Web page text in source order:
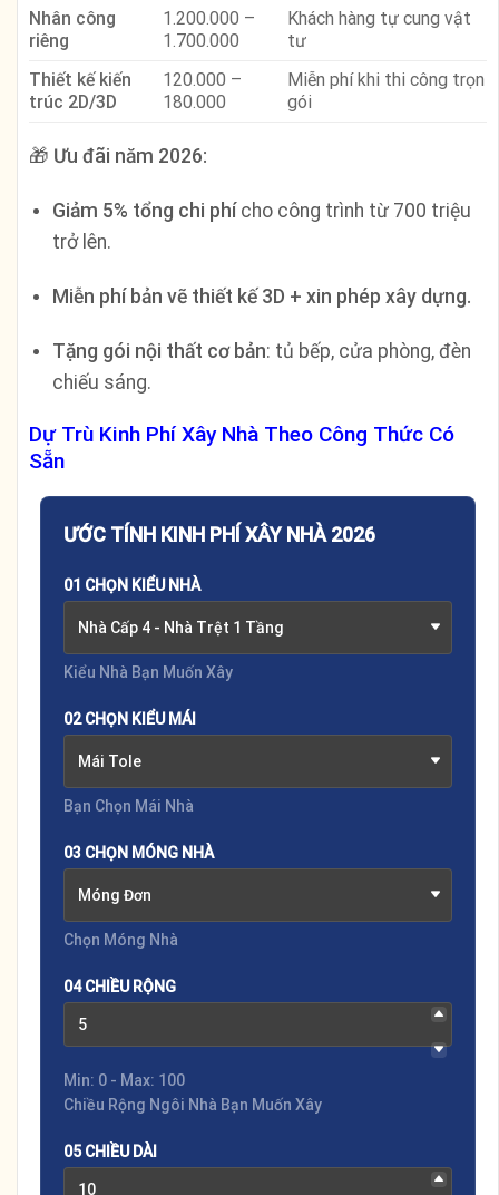
Nhân công
riêng
1.200.000 –
1.700.000
Khách hàng tự cung vật
tư
Thiết kế kiến
trúc 2D/3D
120.000 –
180.000
Miễn phí khi thi công trọn
gói
🎁 Ưu đãi năm 2026:
Giảm 5% tổng chi phícho công trình từ 700 triệu
trở lên.
Miễn phí bản vẽ thiết kế 3D + xin phép xây dựng.
Tặng gói nội thất cơ bản: tủ bếp, cửa phòng, đèn
chiếu sáng.
Dự Trù Kinh Phí Xây Nhà Theo Công Thức Có
Sẵn
ƯỚC TÍNH KINH PHÍ XÂY NHÀ 2026
01 CHỌN KIỂU NHÀ
Nhà Cấp 4 - Nhà Trệt 1 Tầng
Kiểu Nhà Bạn Muốn Xây
02 CHỌN KIỂU MÁI
Mái Tole
Bạn Chọn Mái Nhà
03 CHỌN MÓNG NHÀ
Móng Đơn
Chọn Móng Nhà
04 CHIỀU RỘNG
Min: 0 - Max: 100
Chiều Rộng Ngôi Nhà Bạn Muốn Xây
05 CHIỀU DÀI